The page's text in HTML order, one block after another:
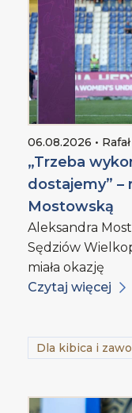
06.08.2026 •
„Trzeba
dostajemy” –
Mostowską
Aleksandra
Sędziów
miała okazję
Czytaj więcej
Dla kibica i